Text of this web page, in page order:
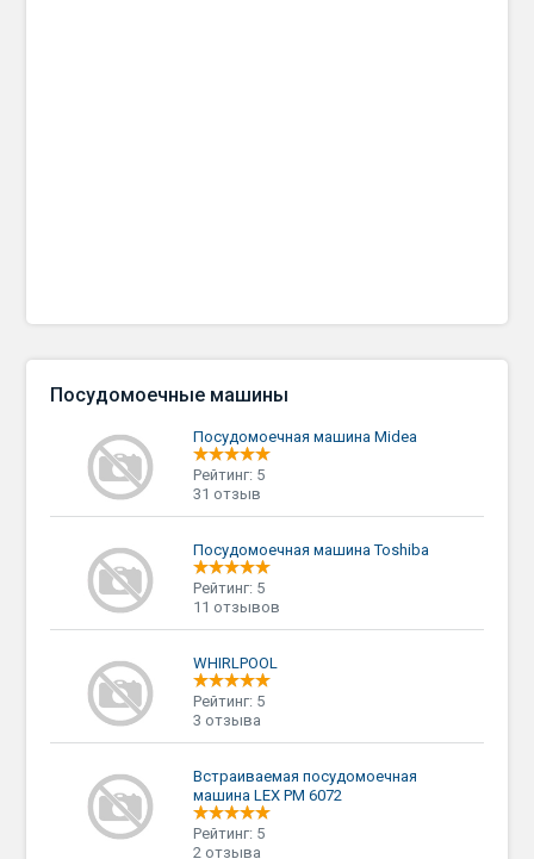
Посудомоечные машины
Посудомоечная машина Midea
Рейтинг: 5
31 отзыв
Посудомоечная машина Toshiba
Рейтинг: 5
11 отзывов
WHIRLPOOL
Рейтинг: 5
3 отзыва
Встраиваемая посудомоечная
машина LEX PM 6072
Рейтинг: 5
2 отзыва